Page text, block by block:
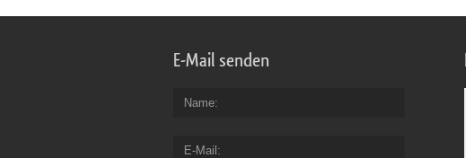
E-Mail senden
Name
E-Mail